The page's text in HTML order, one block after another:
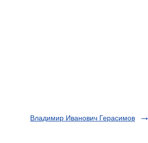
Владимир Иванович Герасимов